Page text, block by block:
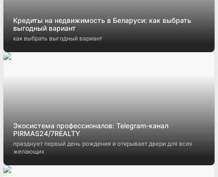
Кредиты на недвижимость в Беларуси: как выбрать
выгодный вариант
как выбрать выгодный вариант
Экосистема профессионалов: Telegram-канал
PIRMAS24/7REALTY
празднует первый день рождения и открывает двери для всех
желающих